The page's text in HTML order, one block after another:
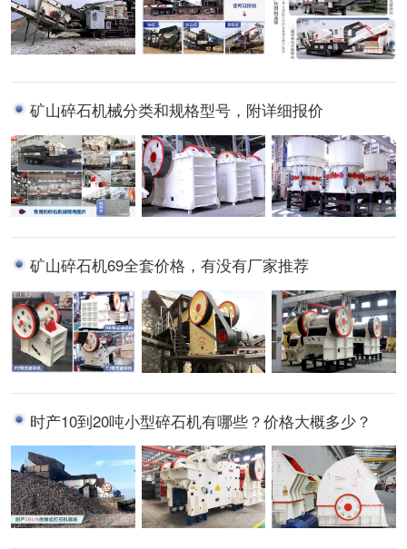
矿山碎石机械分类和规格型号，附详细报价
矿山碎石机69全套价格，有没有厂家推荐
时产10到20吨小型碎石机有哪些？价格大概多少？